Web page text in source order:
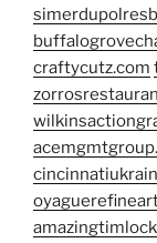
craftycutz.com